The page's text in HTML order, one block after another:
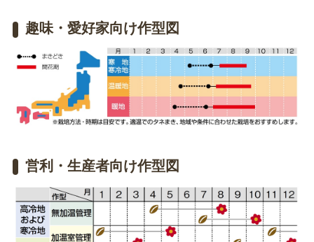
趣味・愛好家向け作型図
営利・生産者向け作型図